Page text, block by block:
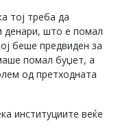
тој треба да
денари, што е помал
беше предвиден за
помал буџет, а
од претходната
институциите веќе